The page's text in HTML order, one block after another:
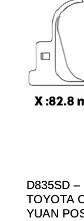
D835SD
TOYOTA
YUAN